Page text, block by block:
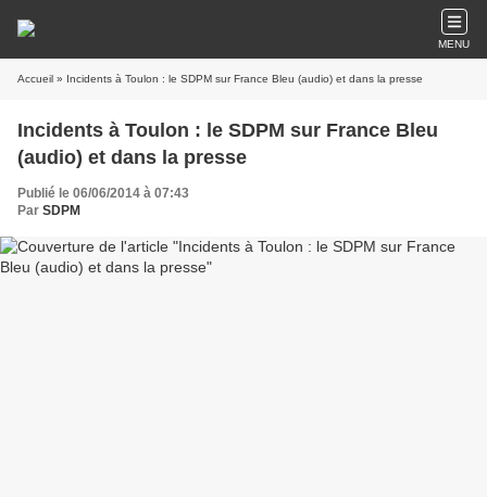
MENU
Accueil » Incidents à Toulon : le SDPM sur France Bleu (audio) et dans la presse
Incidents à Toulon : le SDPM sur France Bleu
(audio) et dans la presse
Publié le 06/06/2014 à 07:43
Par SDPM